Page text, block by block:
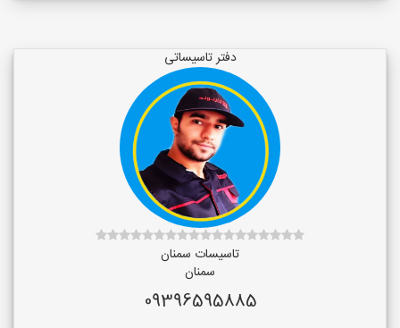
دفتر تاسیساتی
تاسیسات سمنان
سمنان
09396595885